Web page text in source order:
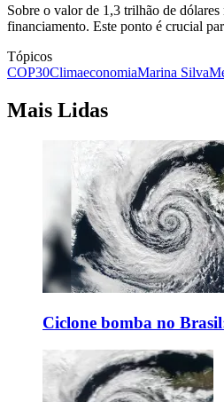
Sobre o valor de 1,3 trilhão de
financiamento. Este ponto é crucial
Tópicos
COP30ClimaeconomiaMarina Silva
Mais Lidas
Ciclone bomba no